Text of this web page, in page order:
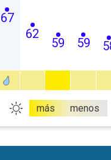
67
62
59 59
más menos